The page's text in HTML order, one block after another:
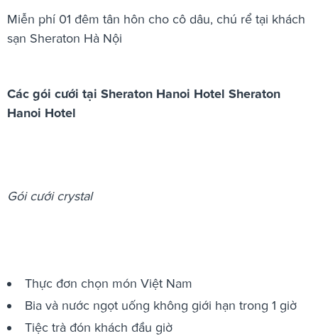
Miễn phí 01 đêm tân hôn cho cô dâu, chú rể tại khách
sạn Sheraton Hà Nội
Các gói cưới tại Sheraton Hanoi Hotel Sheraton
Hanoi Hotel
Gói cưới crystal
Thực đơn chọn món Việt Nam
Bia và nước ngọt uống không giới hạn trong 1 giờ
Tiệc trà đón khách đầu giờ